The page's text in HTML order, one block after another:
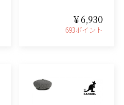
￥6,930
693ポイント